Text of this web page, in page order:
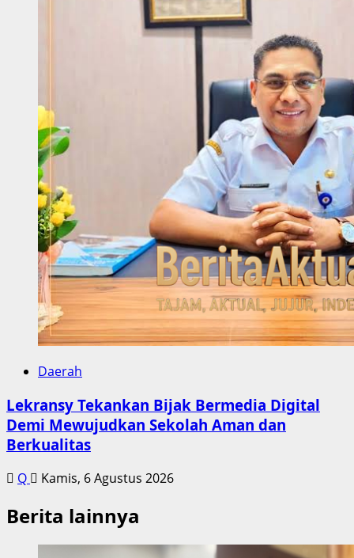
Daerah
Lekransy Tekankan Bijak Bermedia Digital
Demi Mewujudkan Sekolah Aman dan
Berkualitas
Q Kamis, 6 Agustus 2026
Berita lainnya